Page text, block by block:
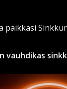
paikkasi
vauhdikas